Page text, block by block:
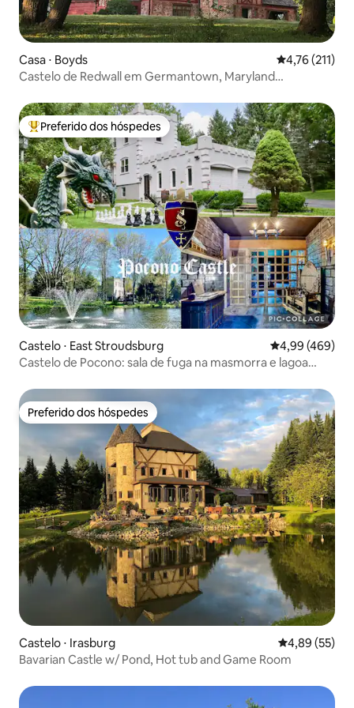
Casa ⋅ Boyds 4,76 de uma
4,76 (211)
Castelo de Redwall em Germantown, Maryland
Entre os melhores preferidos dos hóspedes
Preferido dos hóspedes
Castelo ⋅ East Stroudsburg 4,99 de uma
4,99 (469)
Castelo de Pocono: sala de fuga na masmorra e lagoa
Preferido dos hóspedes
Preferido dos hóspedes
Castelo ⋅ Irasburg 4,89 de uma
4,89 (55)
Bavarian Castle w/ Pond, Hot tub and Game Room